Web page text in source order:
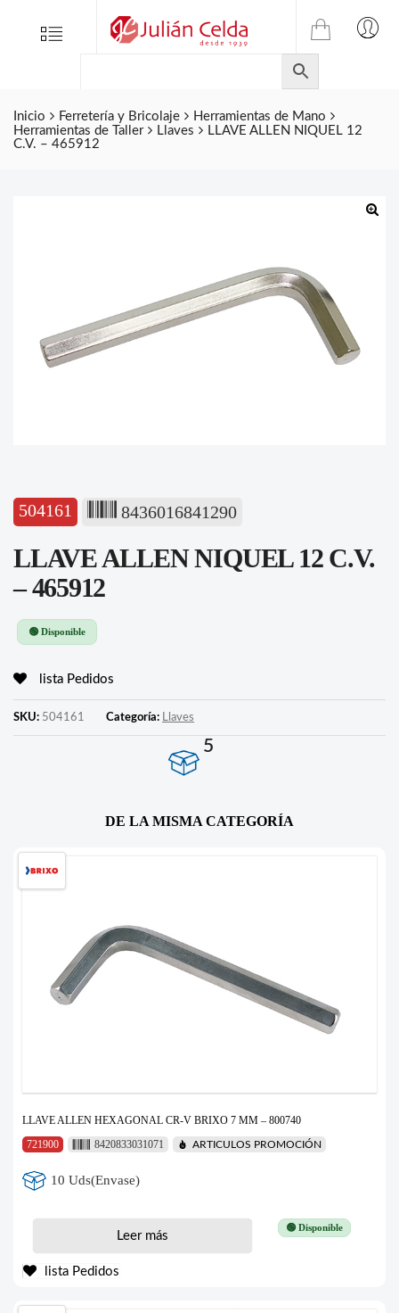
Menu
TIENDA
ONLINE
DE
JULIAN
CELDA
Inicio Ferretería y Bricolaje
Herramientas de Mano
Herramientas de Taller
Llaves
LLAVE ALLEN NIQUEL 12
C.V. – 465912
504161 8436016841290
LLAVE ALLEN NIQUEL 12 C.V.
– 465912
🟢 Disponible
lista Pedidos
SKU: 504161 Categoría: Llaves
5
DE LA MISMA CATEGORÍA
LLAVE ALLEN HEXAGONAL CR-V BRIXO 7 MM – 800740
721900
8420833031071 ARTICULOS PROMOCIÓN
10 Uds(Envase)
🟢 Disponible
Leer más
lista Pedidos
Folletos
Contacto